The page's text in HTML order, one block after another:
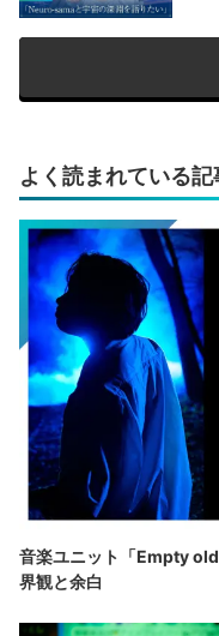
よく読まれている記
音楽ユニット「Empty
界観と余白